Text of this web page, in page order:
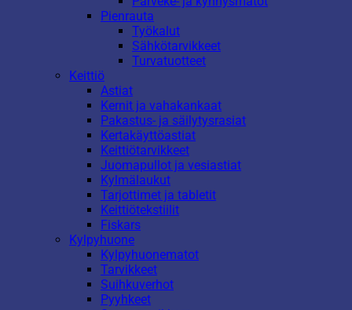
Pienrauta
Työkalut
Sähkötarvikkeet
Turvatuotteet
Keittiö
Astiat
Kernit ja vahakankaat
Pakastus- ja säilytysrasiat
Kertakäyttöastiat
Keittiötarvikkeet
Juomapullot ja vesiastiat
Kylmälaukut
Tarjottimet ja tabletit
Keittiötekstiilit
Fiskars
Kylpyhuone
Kylpyhuonematot
Tarvikkeet
Suihkuverhot
Pyyhkeet